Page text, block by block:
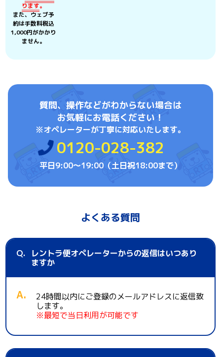
ります。
また、ウェブ予
約は手数料税込
1,000円がかかり
ません。
質問、操作などがわからない場合は
お気軽にお電話ください！
※オペレーターが丁寧に対応いたします。
0120-028-382
平日9:00〜19:00（土日祝18:00まで）
よくある質問
レントラ便オペレーターからの返信はいつあり
ますか
24時間以内にご登録のメールアドレスに返信致
します。
※最短で当日利用が可能です